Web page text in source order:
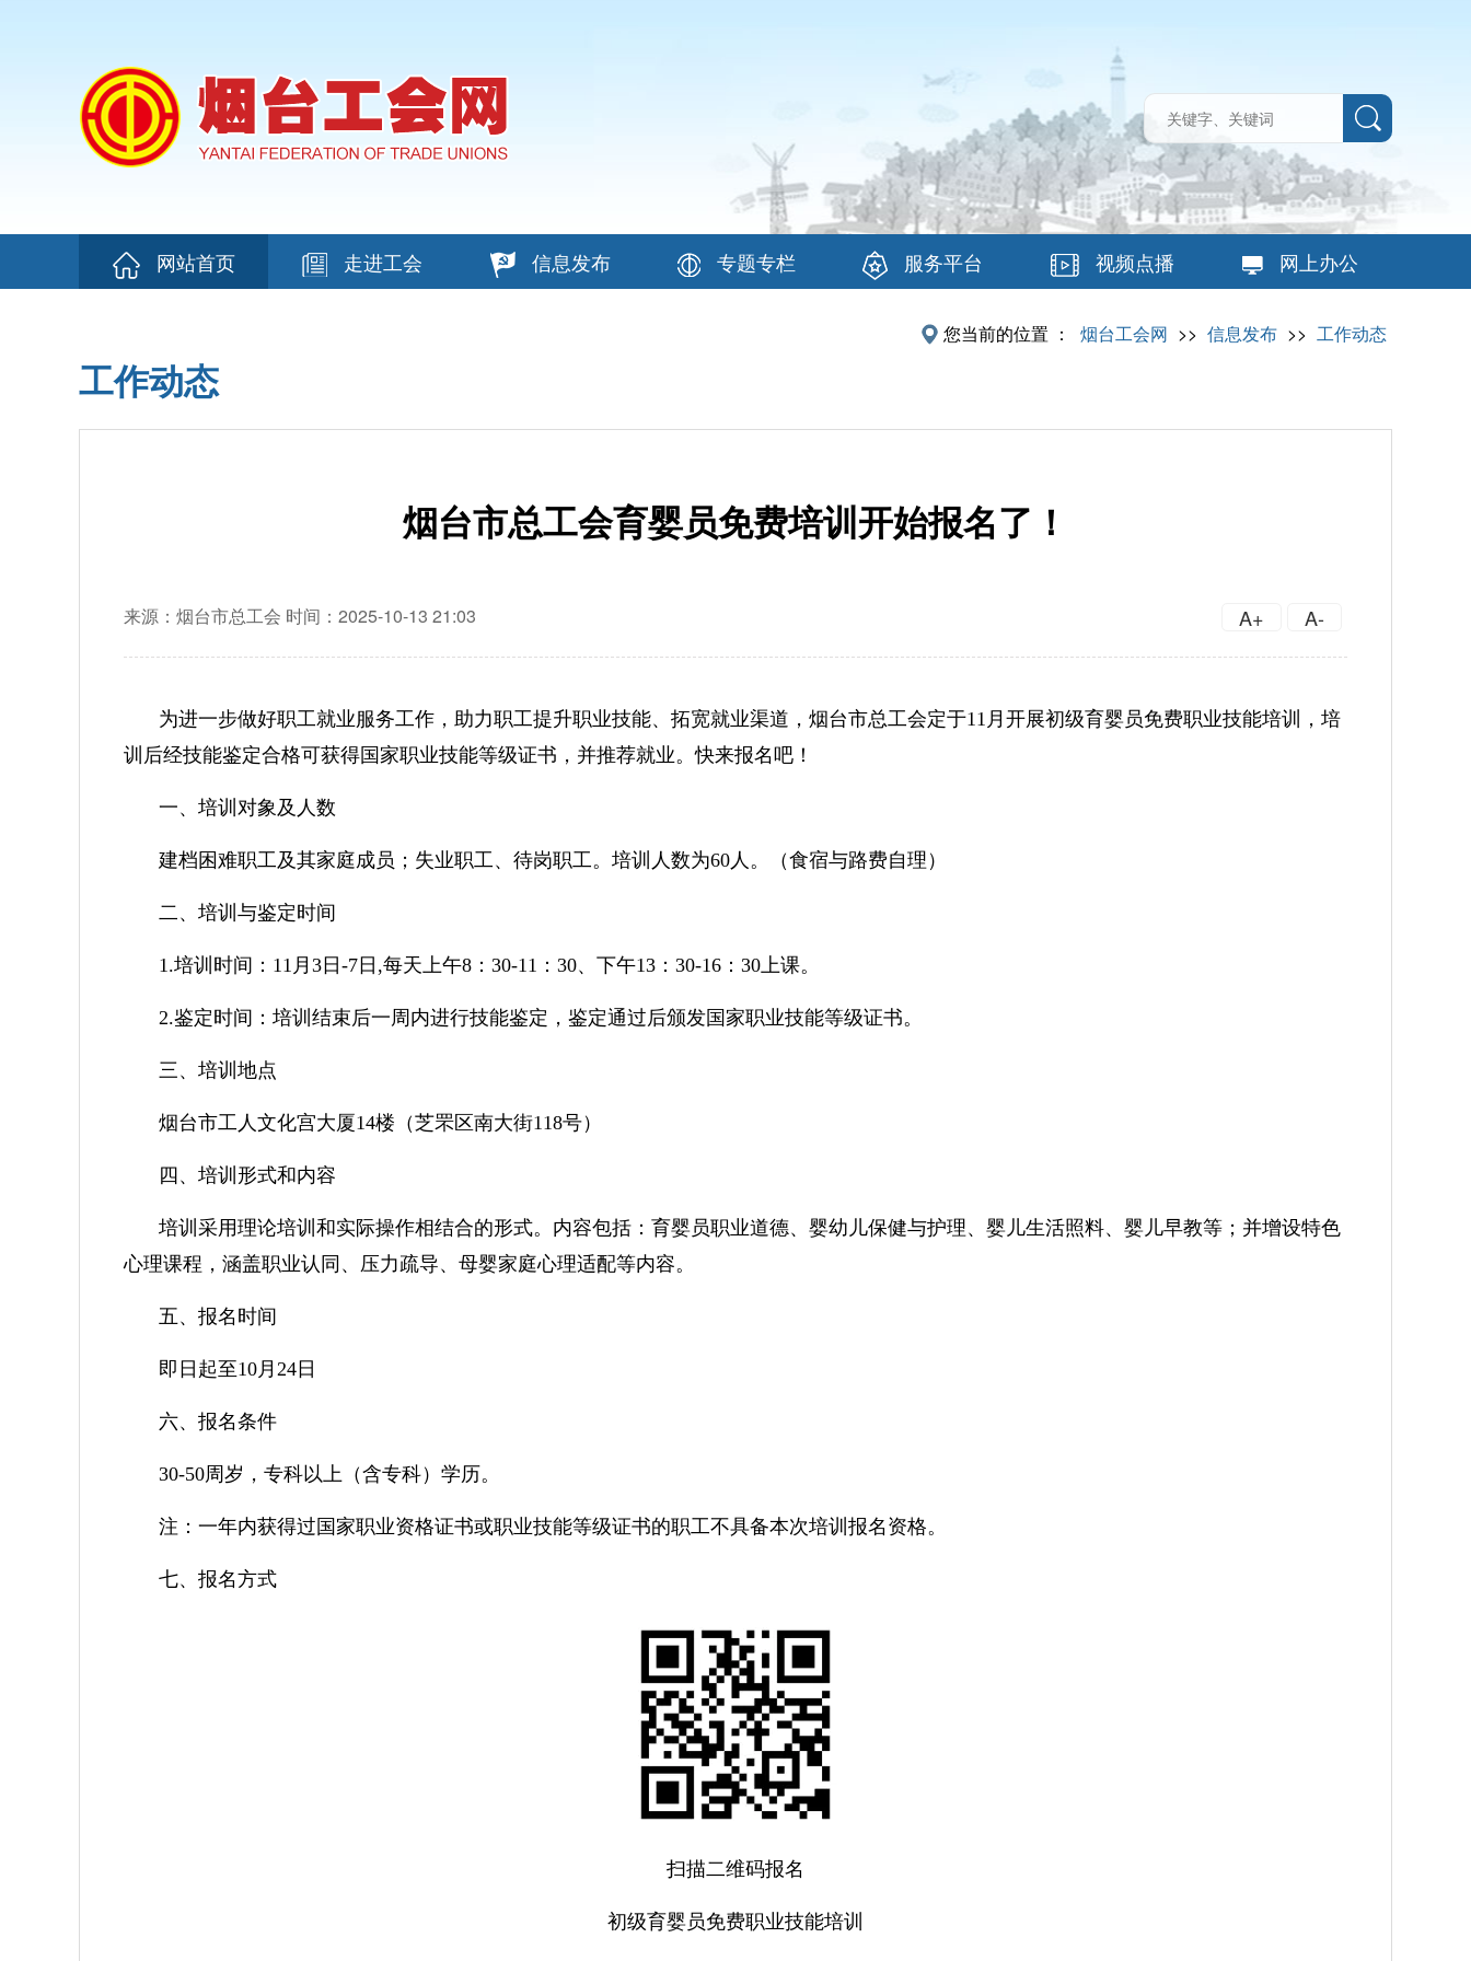
网站首页 走进工会 信息发布 专题专栏 服务平台 视频点播 网上办公
工作动态
您当前的位置 ： 烟台工会网 >> 信息发布 >> 工作动态
烟台市总工会育婴员免费培训开始报名了！
来源：烟台市总工会 时间：2025-10-13 21:03 A+ A-
为进一步做好职工就业服务工作，助力职工提升职业技能、拓宽就业渠道，烟台市总工会定于11月开展初级育婴员免费职业技能培训，培
训后经技能鉴定合格可获得国家职业技能等级证书，并推荐就业。快来报名吧！
一、培训对象及人数
建档困难职工及其家庭成员；失业职工、待岗职工。培训人数为60人。（食宿与路费自理）
二、培训与鉴定时间
1.培训时间：11月3日-7日,每天上午8：30-11：30、下午13：30-16：30上课。
2.鉴定时间：培训结束后一周内进行技能鉴定，鉴定通过后颁发国家职业技能等级证书。
三、培训地点
烟台市工人文化宫大厦14楼（芝罘区南大街118号）
四、培训形式和内容
培训采用理论培训和实际操作相结合的形式。内容包括：育婴员职业道德、婴幼儿保健与护理、婴儿生活照料、婴儿早教等；并增设特色
心理课程，涵盖职业认同、压力疏导、‌‌母婴家庭心理适配等内容。
五、报名时间
即日起至10月24日
六、报名条件
30-50周岁，专科以上（含专科）学历。
注：一年内获得过国家职业资格证书或职业技能等级证书的职工不具备本次培训报名资格。
七、报名方式
扫描二维码报名
初级育婴员免费职业技能培训